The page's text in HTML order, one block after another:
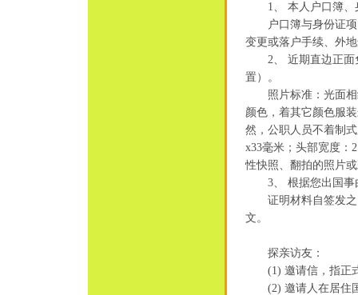
1、 本人户口簿、
户口簿与身份证项
变更或落户手续、外
2、 近期直边正面
置）。
照片标准：光面相
颜色，着其它颜色服
然，公职人员不着制
x33毫米；头部宽度：
性快照、翻拍的照片
3、 根据您出国事
证明材料自签发之
文。
探亲访友：
(1) 邀请信，指正式
(2) 邀请人在居住国